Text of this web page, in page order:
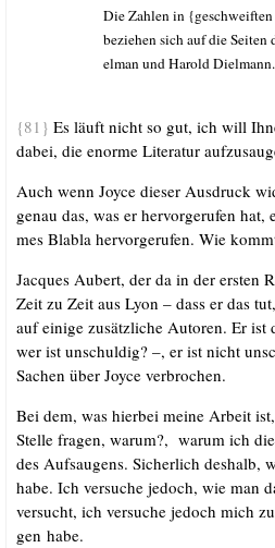
Die Zah­len in
bezie­hen sich auf die
el­man und Harold Dielmann.
{81} Es läuft nicht so gut, ich will
dabei, die enor­me Lite­ra­tur
Auch wenn Joy­ce die­ser Aus­druck
genau das, was er her­vor­ge­ru­fen
mes Bla­bla her­vor­ge­ru­fen. Wie
Jac­ques Aubert, der da in der ers­ten
Zeit zu Zeit aus Lyon – dass er das
auf eini­ge zusätz­li­che Autoren. Er ist
wer ist unschul­dig? –, er ist nicht
Sachen über Joy­ce verbrochen.
Bei dem, was hier­bei mei­ne Arbeit
Stel­le fra­gen, war­um?, war­um ich
des Auf­sau­gens. Sicher­lich des­halb,
habe. Ich ver­su­che jedoch, wie man
ver­sucht, ich ver­su­che jedoch mich
gen habe.